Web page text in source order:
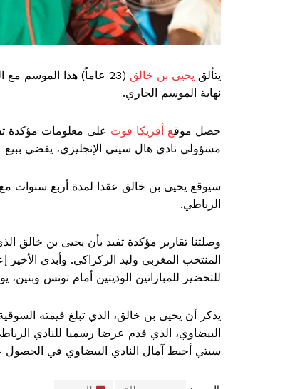
يتألق يحيى بن خالق
(23 عاماً) هذا الموسم
نهاية الموسم الجاري.
حصل موقع أفريكا فوت على معلومات مؤكدة
مسؤولي نادي هال سيتي الإنجليزي، يقضي ببيع
الرباطي.
المنتخب المغربي وليد الركراكي. وأبدى
للتحضير للمباراتين الوديتين أمام تونس وبنين، يومي 7 و10 يونيو/حزيران
البيضاوي، الذي قدم عرضا رسميا للنادي
سيتي أحبط آمال النادي البيضاوي في